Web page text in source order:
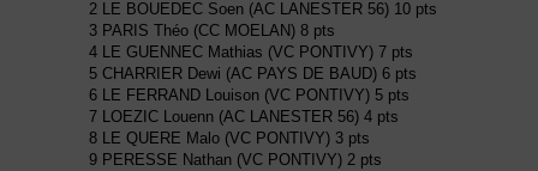
2 LE BOUEDEC Soen (AC LANESTER 56) 10 pts
3 PARIS Théo (CC MOELAN) 8 pts
4 LE GUENNEC Mathias (VC PONTIVY) 7 pts
5 CHARRIER Dewi (AC PAYS DE BAUD) 6 pts
6 LE FERRAND Louison (VC PONTIVY) 5 pts
7 LOEZIC Louenn (AC LANESTER 56) 4 pts
8 LE QUERE Malo (VC PONTIVY) 3 pts
9 PERESSE Nathan (VC PONTIVY) 2 pts